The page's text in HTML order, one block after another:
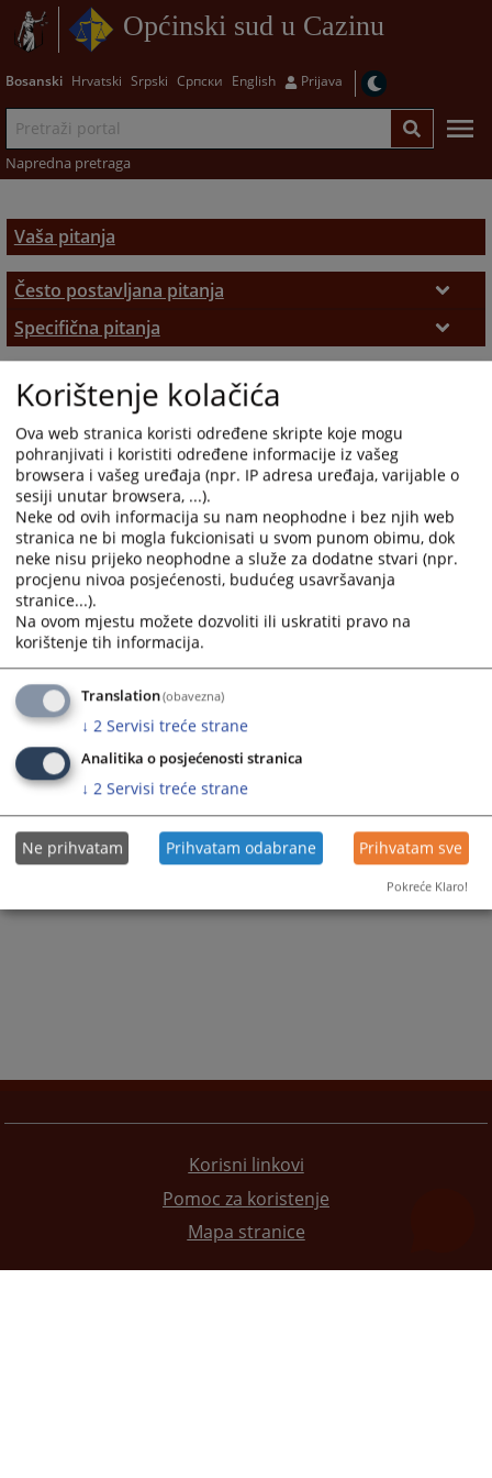
Općinski sud u Cazinu
Bosanski Hrvatski Srpski Српски English Prijava
Napredna pretraga
Vaša pitanja
Često postavljana pitanja
Često postavljana pitanja
Specifična pitanja
Zemljišno-knjižni izvadak
Korisni linkovi
Pomoc za koristenje
Mapa stranice
Korištenje kolačića
Ova web stranica koristi određene skripte koje mogu
pohranjivati i koristiti određene informacije iz vašeg
browsera i vašeg uređaja (npr. IP adresa uređaja, varijable o
sesiji unutar browsera, ...).
Neke od ovih informacija su nam neophodne i bez njih web
stranica ne bi mogla fukcionisati u svom punom obimu, dok
neke nisu prijeko neophodne a služe za dodatne stvari (npr.
procjenu nivoa posjećenosti, budućeg usavršavanja
stranice...).
Na ovom mjestu možete dozvoliti ili uskratiti pravo na
korištenje tih informacija.
Translation(obavezna)
↓ 2 Servisi treće strane
Analitika o posjećenosti stranica
↓ 2 Servisi treće strane
Ne prihvatam Prihvatam odabrane Prihvatam sve
Pokreće Klaro!